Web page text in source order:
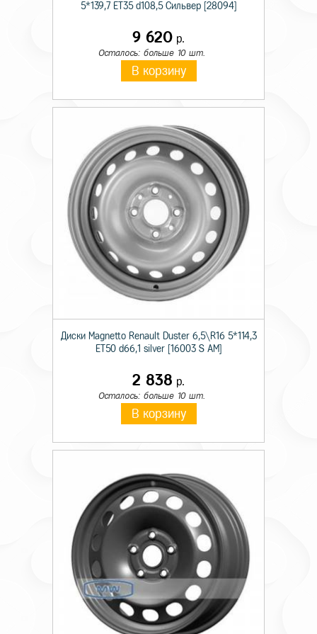
5*139,7 ET35 d108,5 Сильвер [28094]
9 620 р.
Осталось: больше 10 шт.
В корзину
Диски Magnetto Renault Duster 6,5\R16 5*114,3
ET50 d66,1 silver [16003 S AM]
2 838 р.
Осталось: больше 10 шт.
В корзину